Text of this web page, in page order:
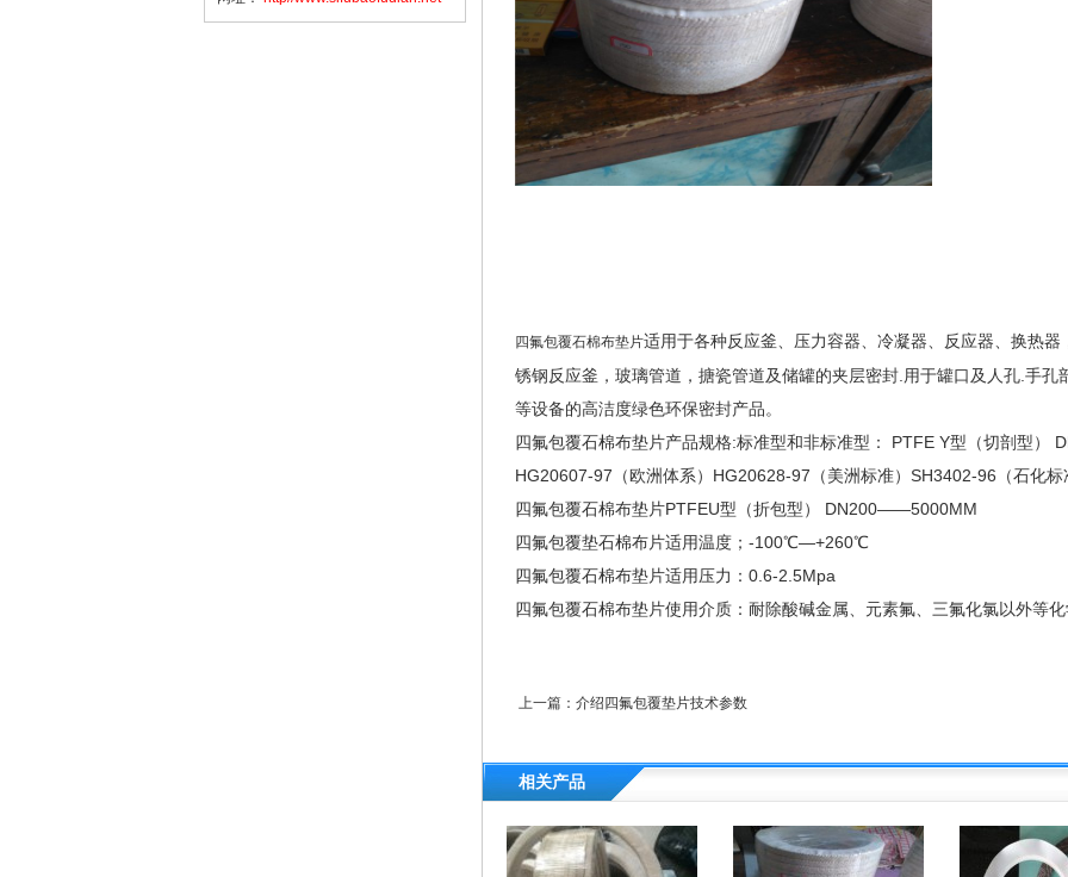
四氟包覆石棉布垫片适用于各种反应釜、压力容器、冷凝器、反应器、换热器
锈钢反应釜，玻璃管道，搪瓷管道及储罐的夹层密封.用于罐口及人孔.手孔
等设备的高洁度绿色环保密封产品。
四氟包覆石棉布垫片产品规格:标准型和非标准型： PTFE Y型（切剖型）
HG20607-97（欧洲体系）HG20628-97（美洲标准）SH3402-96（石化标
四氟包覆石棉布垫片PTFEU型（折包型） DN200——5000MM
四氟包覆垫石棉布片适用温度；-100℃—+260℃
四氟包覆石棉布垫片适用压力：0.6-2.5Mpa
四氟包覆石棉布垫片使用介质：耐除酸碱金属、元素氟、三氟化氯以外等化
上一篇： 介绍四氟包覆垫片技术参数
相关产品